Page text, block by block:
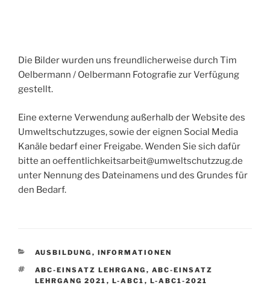
Die Bilder wurden uns freundlicherweise durch Tim
Oelbermann / Oelbermann Fotografie zur Verfügung
gestellt.
Eine externe Verwendung außerhalb der Website des
Umweltschutzzuges, sowie der eignen Social Media
Kanäle bedarf einer Freigabe. Wenden Sie sich dafür
bitte an oeffentlichkeitsarbeit@umweltschutzzug.de
unter Nennung des Dateinamens und des Grundes für
den Bedarf.
KATEGORIEN
AUSBILDUNG , INFORMATIONEN
SCHLAGWÖRTER
ABC-EINSATZ LEHRGANG , ABC-EINSATZ
LEHRGANG 2021 , L-ABC1 , L-ABC1-2021